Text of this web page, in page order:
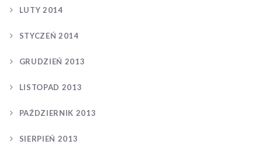
LUTY 2014
STYCZEŃ 2014
GRUDZIEŃ 2013
LISTOPAD 2013
PAŹDZIERNIK 2013
SIERPIEŃ 2013